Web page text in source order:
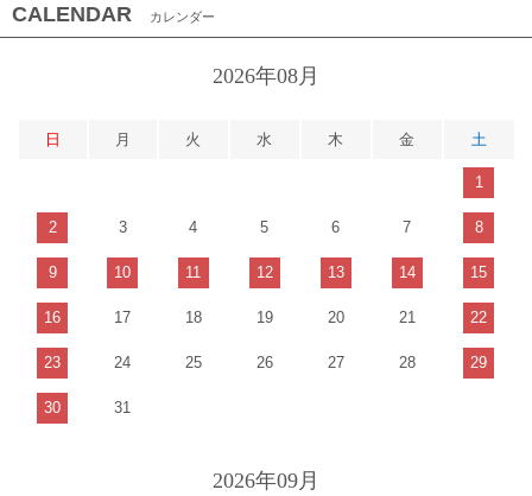
CALENDAR カレンダー
2026年08月
日 月 火 水 木 金 土
1
2 3 4 5 6 7 8
9 10 11 12 13 14 15
16 17 18 19 20 21 22
23 24 25 26 27 28 29
30 31
2026年09月